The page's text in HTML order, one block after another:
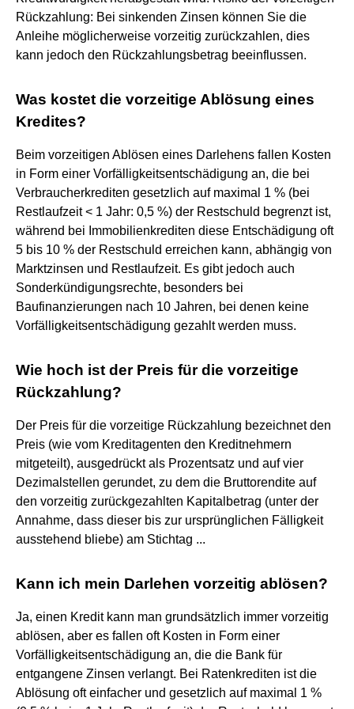
Rückzahlung: Bei sinkenden Zinsen können Sie die
Anleihe möglicherweise vorzeitig zurückzahlen, dies
kann jedoch den Rückzahlungsbetrag beeinflussen.
Was kostet die vorzeitige Ablösung eines
Kredites?
Beim vorzeitigen Ablösen eines Darlehens fallen Kosten
in Form einer Vorfälligkeitsentschädigung an, die bei
Verbraucherkrediten gesetzlich auf maximal 1 % (bei
Restlaufzeit < 1 Jahr: 0,5 %) der Restschuld begrenzt ist,
während bei Immobilienkrediten diese Entschädigung oft
5 bis 10 % der Restschuld erreichen kann, abhängig von
Marktzinsen und Restlaufzeit. Es gibt jedoch auch
Sonderkündigungsrechte, besonders bei
Baufinanzierungen nach 10 Jahren, bei denen keine
Vorfälligkeitsentschädigung gezahlt werden muss.
Wie hoch ist der Preis für die vorzeitige
Rückzahlung?
Der Preis für die vorzeitige Rückzahlung bezeichnet den
Preis (wie vom Kreditagenten den Kreditnehmern
mitgeteilt), ausgedrückt als Prozentsatz und auf vier
Dezimalstellen gerundet, zu dem die Bruttorendite auf
den vorzeitig zurückgezahlten Kapitalbetrag (unter der
Annahme, dass dieser bis zur ursprünglichen Fälligkeit
ausstehend bliebe) am Stichtag ...
Kann ich mein Darlehen vorzeitig ablösen?
Ja, einen Kredit kann man grundsätzlich immer vorzeitig
ablösen, aber es fallen oft Kosten in Form einer
Vorfälligkeitsentschädigung an, die die Bank für
entgangene Zinsen verlangt. Bei Ratenkrediten ist die
Ablösung oft einfacher und gesetzlich auf maximal 1 %